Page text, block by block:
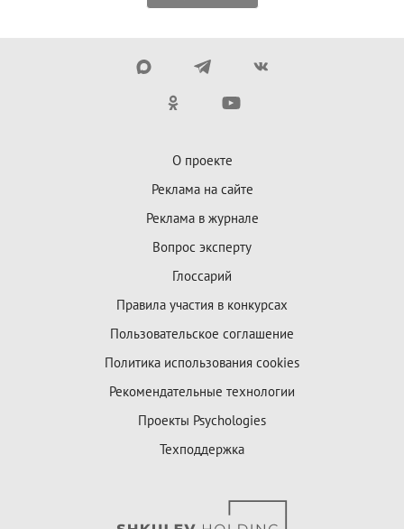
О проекте
Реклама на сайте
Реклама в журнале
Вопрос эксперту
Глоссарий
Правила участия в конкурсах
Пользовательское соглашение
Политика использования cookies
Рекомендательные технологии
Проекты Psychologies
Техподдержка